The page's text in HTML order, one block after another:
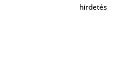
hirdetés